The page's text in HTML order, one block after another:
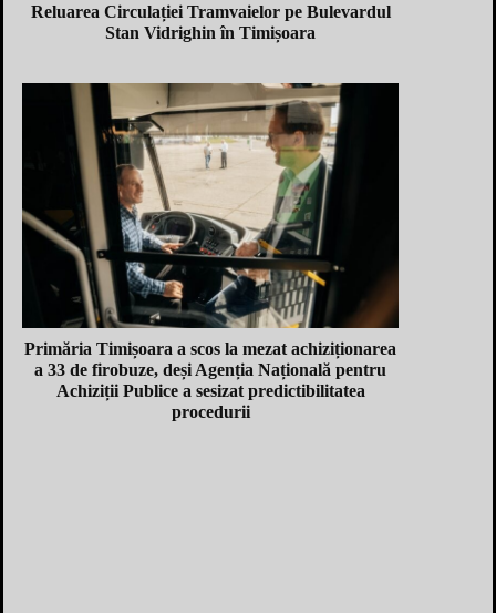
Reluarea Circulației Tramvaielor pe Bulevardul
Stan Vidrighin în Timișoara
Primăria Timișoara a scos la mezat achiziționarea
a 33 de firobuze, deși Agenția Națională pentru
Achiziții Publice a sesizat predictibilitatea
procedurii